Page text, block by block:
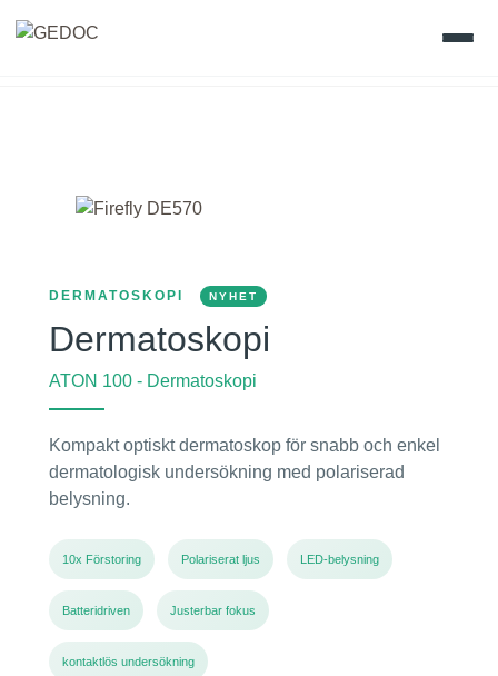
Gedoc Academy
Vision
Kontakt
DERMATOSKOPI NYHET
Dermatoskopi
ATON 100 - Dermatoskopi
Kompakt optiskt dermatoskop för snabb och enkel
dermatologisk undersökning med polariserad
belysning.
10x Förstoring Polariserat ljus LED-belysning
Batteridriven Justerbar fokus
kontaktlös undersökning